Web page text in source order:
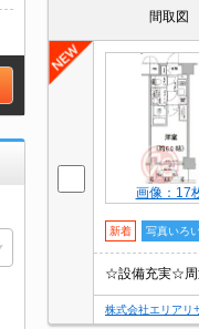
間取図
画像：17
新着 写真いろ
☆設備充実☆周
株式会社エリア